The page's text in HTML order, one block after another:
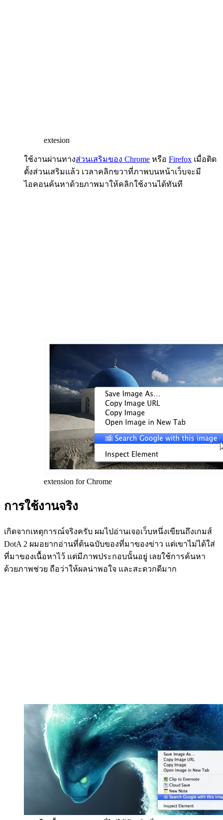
extesion
ใช้งานผ่านทางส่วนเสริมของ Chrome หรือ Firefox เมื่อติด
ตั้งส่วนเสริมแล้ว เวลาคลิกขวาที่ภาพบนหน้าเว็บจะมี
ไอคอนค้นหาด้วยภาพมาให้คลิกใช้งานได้ทันที
extension for Chrome
การใช้งานจริง
เกิดจากเหตุการณ์จริงครับ ผมไปอ่านเจอเว็บหนึ่งเขียนถึงเกมส์
DotA 2 ผมอยากอ่านที่ต้นฉบับของที่มาของข่าว แต่เขาไม่ได้ใส่
ที่มาของเนื้อหาไว้ แต่มีภาพประกอบนั้นอยู่ เลยใช้การค้นหา
ด้วยภาพช่วย ถือว่าให้ผลน่าพอใจ และสะดวกดีมาก